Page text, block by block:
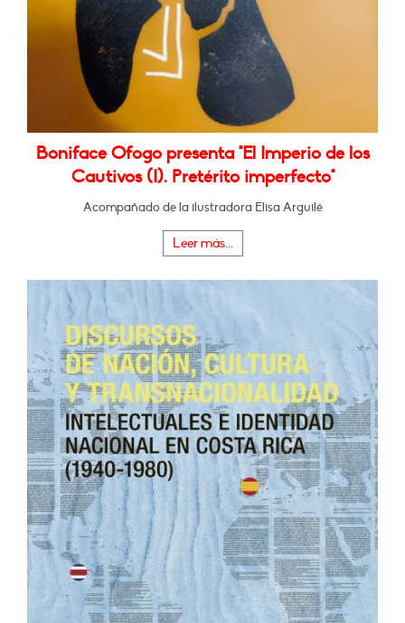
Boniface Ofogo presenta "El Imperio de los
Cautivos (I). Pretérito imperfecto"
Acompañado de la ilustradora Elisa Arguilé
Leer más...